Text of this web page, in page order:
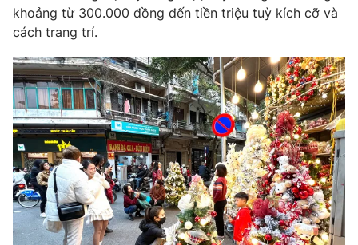
khoảng từ 300.000 đồng đến tiền triệu tuỳ kích cỡ và
cách trang trí.